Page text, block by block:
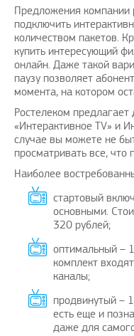
Предложения компании
подключить
количеством пакетов.
купить интересующий
онлайн. Даже такой
паузу позволяет
момента, на котором
Ростелеком
«Интерактивное TV» и
случае вы можете не
просматривать все, что
Наиболее
стартовый
основными.
320 рублей;
оптимальный –
комплект
каналы;
продвинутый –
есть еще и
даже для